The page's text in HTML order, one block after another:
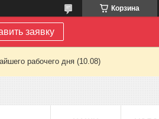
Корзина
заявку
рабочего дня (10.08)